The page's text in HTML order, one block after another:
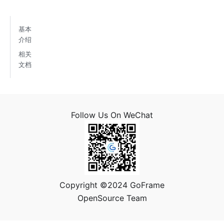
基本
介绍
相关
文档
Follow Us On WeChat
Copyright ©2024 GoFrame
OpenSource Team